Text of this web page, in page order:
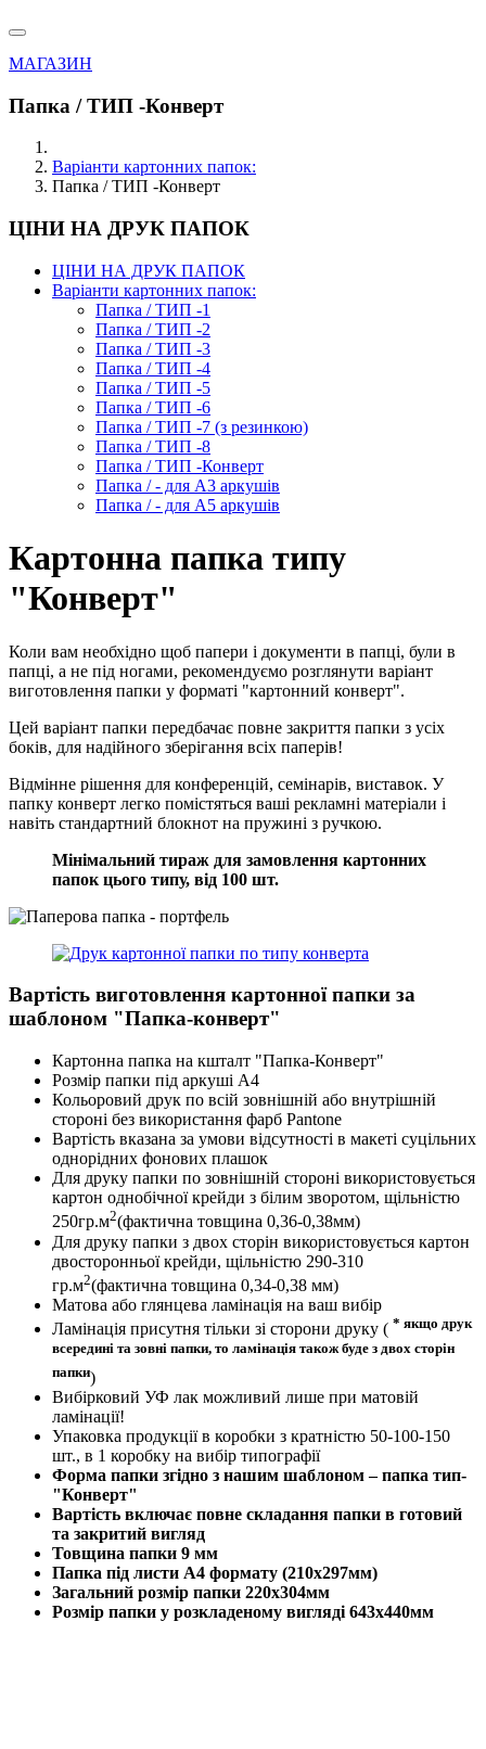
МАГАЗИН
Папка / ТИП -Конверт
Варіанти картонних папок:
Папка / ТИП -Конверт
ЦІНИ НА ДРУК ПАПОК
ЦІНИ НА ДРУК ПАПОК
Варіанти картонних папок:
Папка / ТИП -1
Папка / ТИП -2
Папка / ТИП -3
Папка / ТИП -4
Папка / ТИП -5
Папка / ТИП -6
Папка / ТИП -7 (з резинкою)
Папка / ТИП -8
Папка / ТИП -Конверт
Папка / - для А3 аркушів
Папка / - для А5 аркушів
Картонна папка типу
"Конверт"
Коли вам необхідно щоб папери і документи в папці, були в
папці, а не під ногами, рекомендуємо розглянути варіант
виготовлення папки у форматі "картонний конверт".
Цей варіант папки передбачає повне закриття папки з усіх
боків, для надійного зберігання всіх паперів!
Відмінне рішення для конференцій, семінарів, виставок. У
папку конверт легко помістяться ваші рекламні матеріали і
навіть стандартний блокнот на пружині з ручкою.
Мінімальний тираж для замовлення картонних
папок цього типу, від 100 шт.
Вартість виготовлення картонної папки за
шаблоном "Папка-конверт"
Картонна папка на кшталт "Папка-Конверт"
Розмір папки під аркуші А4
Кольоровий друк по всій зовнішній або внутрішній
стороні без використання фарб Pantone
Вартість вказана за умови відсутності в макеті суцільних
однорідних фонових плашок
Для друку папки по зовнішній стороні використовується
картон однобічної крейди з білим зворотом, щільністю
250гр.м2(фактична товщина 0,36-0,38мм)
Для друку папки з двох сторін використовується картон
двосторонньої крейди, щільністю 290-310
гр.м2(фактична товщина 0,34-0,38 мм)
Матова або глянцева ламінація на ваш вибір
Ламінація присутня тільки зі сторони друку ( * якщо друк
всередині та зовні папки, то ламінація також буде з двох сторін
папки)
Вибірковий УФ лак можливий лише при матовій
ламінації!
Упаковка продукції в коробки з кратністю 50-100-150
шт., в 1 коробку на вибір типографії
Форма папки згідно з нашим шаблоном – папка тип-
"Конверт"
Вартість включає повне складання папки в готовий
та закритий вигляд
Товщина папки 9 мм
Папка під листи А4 формату (210х297мм)
Загальний розмір папки 220х304мм
Розмір папки у розкладеному вигляді 643х440мм